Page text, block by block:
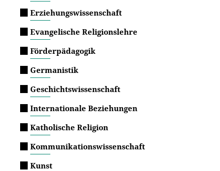
Erziehungswissenschaft
Evangelische Religionslehre
Förderpädagogik
Germanistik
Geschichtswissenschaft
Internationale Beziehungen
Katholische Religion
Kommunikationswissenschaft
Kunst